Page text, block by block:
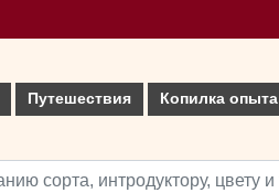
Путешествия Копилка опыта